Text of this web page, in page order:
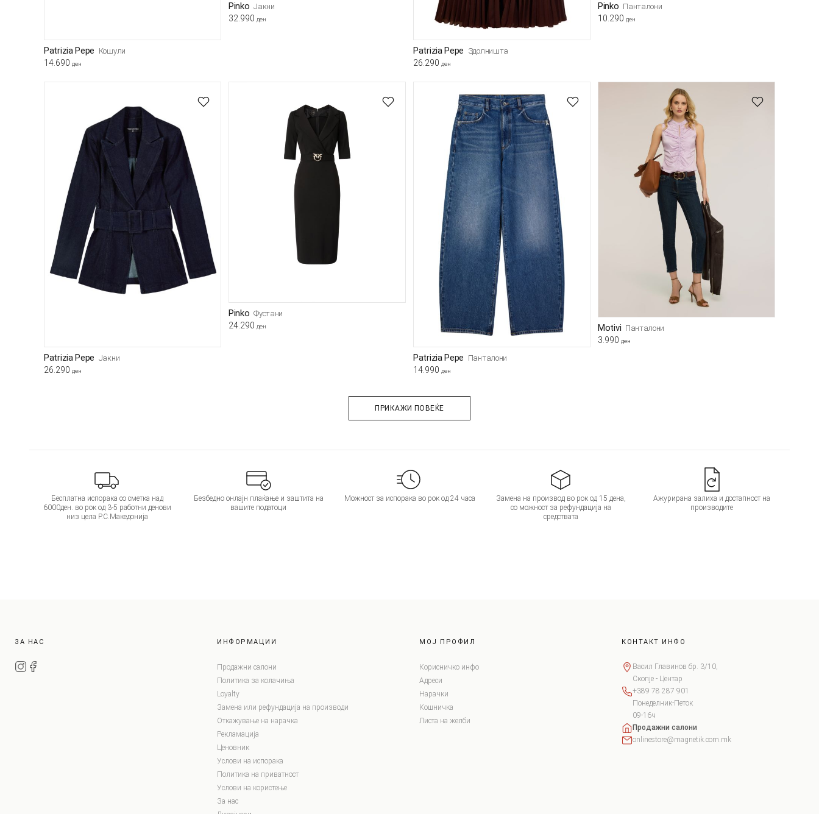
Patrizia Pepe Кошули
14.690 ден
Pinko Јакни
32.990 ден
Patrizia Pepe Здолништа
26.290 ден
Pinko Панталони
10.290 ден
Patrizia Pepe Јакни
26.290 ден
Pinko Фустани
24.290 ден
Patrizia Pepe Панталони
14.990 ден
Motivi Панталони
3.990 ден
ПРИКАЖИ ПОВЕЌЕ
Бесплатна испорака со сметка над
6000ден. во рок од 3-5 работни денови
низ цела Р.С.Македонија
Безбедно онлајн плаќање и заштита на
вашите податоци
Можност за испорака во рок од 24 часа
Замена на производ во рок од 15 дена,
со можност за рефундација на
средствата
Ажурирана залиха и достапност на
производите
ЗА НАС ИНФОРМАЦИИ
Продажни салони
Политика за колачиња
Loyalty
Замена или рефундација на производи
Откажување на нарачка
Рекламација
Ценовник
Услови на испорака
Политика на приватност
Услови на користење
За нас
МОЈ ПРОФИЛ
Корисничко инфо
Адреси
Нарачки
Кошничка
Листа на желби
КОНТАКТ ИНФО
Васил Главинов бр. 3/10,
Скопје - Центар
+389 78 287 901
Понеделник-Петок
09-16ч
Продажни салони
onlinestore@magnetik.com.mk